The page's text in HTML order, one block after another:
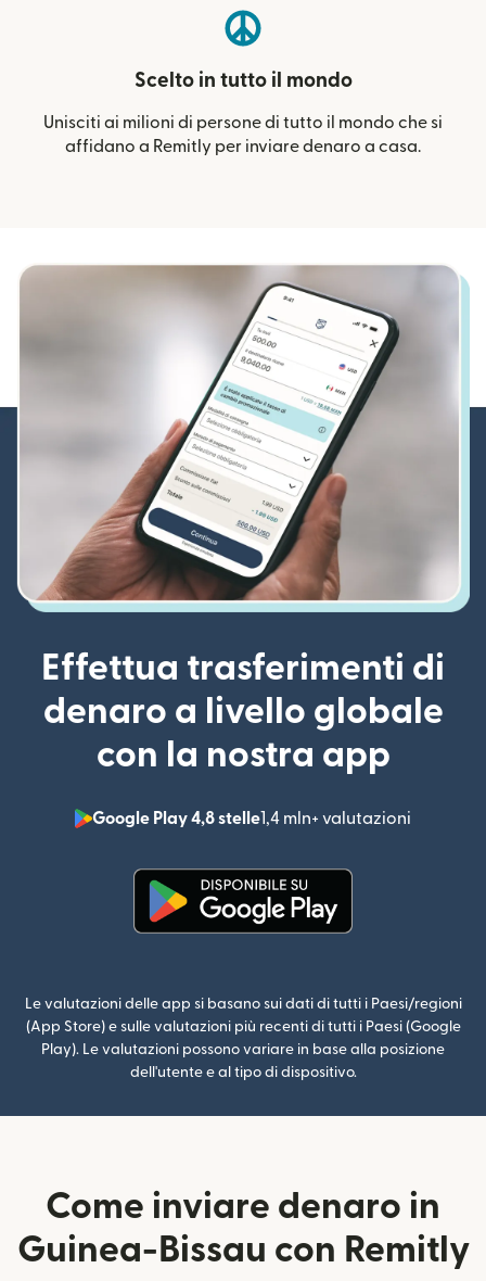
Scelto in tutto il mondo
Unisciti ai milioni di persone di tutto il mondo che si
affidano a Remitly per inviare denaro a casa.
Effettua trasferimenti di
denaro a livello globale
con la nostra app
Google Play 4,8 stelle1,4 mln+ valutazioni
Le valutazioni delle app si basano sui dati di tutti i Paesi/regioni
(App Store) e sulle valutazioni più recenti di tutti i Paesi (Google
Play). Le valutazioni possono variare in base alla posizione
dell'utente e al tipo di dispositivo.
Come inviare denaro in
Guinea-Bissau con Remitly